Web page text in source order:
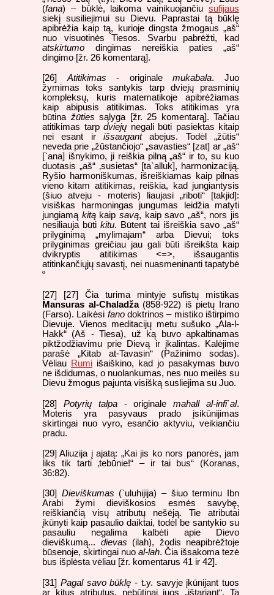
(fana) – būklė, laikoma vainikuojančiu sufijaus
siekį susiliejimui su Dievu. Paprastai tą būklę
apibrėžia kaip tą, kurioje dingsta žmogaus „aš“
nuo visuotinės Tiesos. Svarbu pabrėžti, kad
atskirtumo dingimas nereiškia paties „aš“
dingimo [žr. 26 komentarą].
[26] Atitikimas - originalemukabala. Juo
žymimas toks santykis tarp dviejų prasminių
kompleksų, kuris matematikoje apibrėžiamas
kaip abipusis atitikimas. Toks atitikimas yra
būtina žūties sąlyga [žr. 25 komentarą]. Tačiau
atitikimas tarp dviejų negali būti pasiektas kitaip
nei esant ir išsaugantabejus. Todėl „žūtis“
neveda prie „žūstančiojo“ „savasties“ [zat] ar „aš“
[`ana] išnykimo, ji reiškia pilną „aš“ ir to, su kuo
duotasis „aš“ ‚susietas“ [ta`alluk], harmonizaciją.
Ryšio harmoniškumas, išreiškiamas kaip pilnas
vieno kitam atitikimas, reiškia, kad jungiantysis
(šiuo atveju - moteris) liaujasi „riboti“ [takjid]:
visiškas harmoningas jungumas leidžia matyti
jungiamą kitąkaip savą, kaip savo „aš“, nors jis
nesiliauja būtikitu. Būtent tai išreiškia savo „aš“
prilyginimą „mylimajam“ arba Dievui; toks
prilyginimas greičiau jau gali būti išreikšta kaip
dvikryptis atitikimas <=>, išsaugantis
atitinkančiųjų savastį, nei nuasmeninanti tapatybė
º
[27] [27] Čia turima mintyje sufistų mistikas
Mansuras al-Chaladža(858-922) iš pietų Irano
(Farso). Laikėsi fanodoktrinos – mistiko ištirpimo
Dievuje. Vienos meditacijų metu sušuko „Ala-l-
Hakk“ (Aš - Tiesa), už ką buvo apkaltinamas
piktžodžiavimu prie Dievą ir įkalintas. Kalėjime
parašė „Kitab at-Tavasin“ (Pažinimo sodas).
Vėliau Rumi išaiškino, kad jo pasakymas buvo
ne išdidumas, o nuolankumas, nes nuo meilės su
Dievu žmogus pajunta visišką susliejima su Juo.
[28] Potyrių talpa- originalemahall al-infi`al.
Moteris yra pasyvaus prado įsikūnijimas
skirtingai nuo vyro, esančio aktyviu, veikiančiu
pradu.
[29] Aliuzija į ajatą: „Kai jis ko nors panorės, jam
liks tik tarti ‚tebūnie!“ – ir tai bus“ (Koranas,
36:82).
[30] Dieviškumas (`uluhijija) – šiuo terminu Ibn
Arabi žymi dieviškosios esmės savybę,
reiškiančią visų atributų nešėją. Tie atributai
įkūnyti kaip pasaulio daiktai, todėl be santykio su
pasauliu negalima kalbėti apie Dievo
dieviškumą... dievas (ilah), žodis neapibrėžtoje
būsenoje, skirtingai nuo al-lah. Čia išsakoma tezė
bus išplėsta vėliau [žr. komentarus 41 ir 42].
[31] Pagal savo būklę - t.y. savyje įkūnijant tuos
ar kitus atributus, nebūtinai juos „ištariant“. Ta